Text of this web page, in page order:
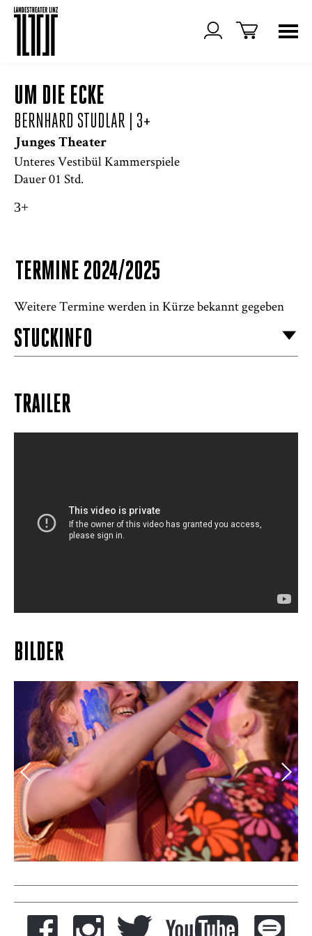
UM DIE ECKE
BERNHARD STUDLAR | 3+
Junges Theater
Unteres Vestibül Kammerspiele
Dauer 01 Std.
3+
TERMINE 2024/2025
Weitere Termine werden in Kürze bekannt gegeben
STÜCKINFO
TRAILER
BILDER